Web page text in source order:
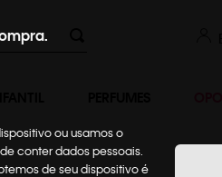
ou usamos o
conter dados pessoais.
de seu dispositivo é